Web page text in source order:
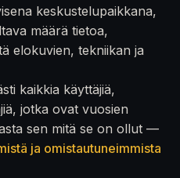
keskustelupaikkana,
määrä tietoa,
elokuvien, tekniikan ja
kaikkia käyttäjiä,
jotka ovat vuosien
sen mitä se on ollut —
ja omistautuneimmista